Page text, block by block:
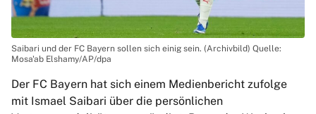
Saibari und der FC Bayern sollen sich einig sein. (Archivbild) Quelle:
Mosa'ab Elshamy/AP/dpa
Der FC Bayern hat sich einem Medienbericht zufolge
mit Ismael Saibari über die persönlichen